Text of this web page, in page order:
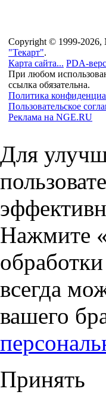
Copyright © 1999-2026,
"Текарт".
Карта сайта... PDA-
При любом
ссылка обязательна.
Политика
Пользовательское
Реклама на NGE.RU
Для
Нажмите
всегда
вашего
Принять